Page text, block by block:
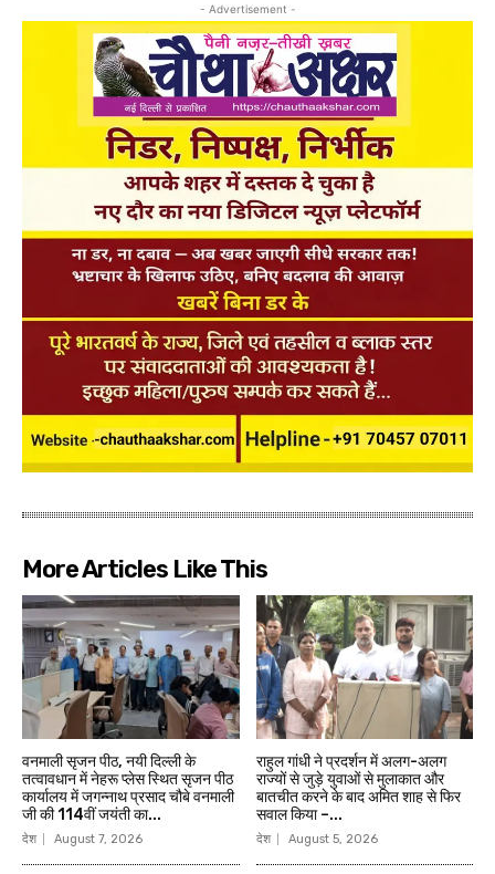
- Advertisement -
More Articles Like This
वनमाली सृजन पीठ, नयी दिल्ली के
तत्वावधान में नेहरू प्लेस स्थित सृजन पीठ
कार्यालय में जगन्नाथ प्रसाद चौबे वनमाली
जी की 114वीं जयंती का...
देश August 7, 2026
राहुल गांधी ने प्रदर्शन में अलग-अलग
राज्यों से जुड़े युवाओं से मुलाकात और
बातचीत करने के बाद अमित शाह से फिर
सवाल किया –...
देश August 5, 2026